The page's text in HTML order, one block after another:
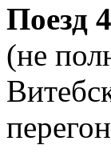
Поезд
(не